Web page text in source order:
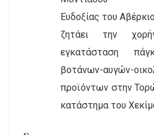
Ευδοξίας του
ζητάει την
εγκατάσταση
βοτάνων-αυγών-
προϊόντων στην
κατάστημα του